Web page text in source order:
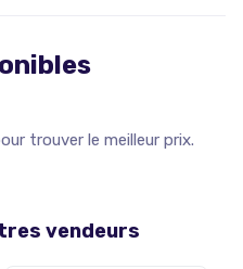
trouver le meilleur prix.
vendeurs